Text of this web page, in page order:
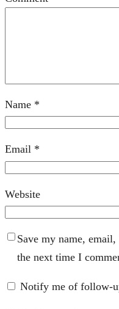
Name *
Email *
Website
Save my name,
the next time I
Notify me of follow-